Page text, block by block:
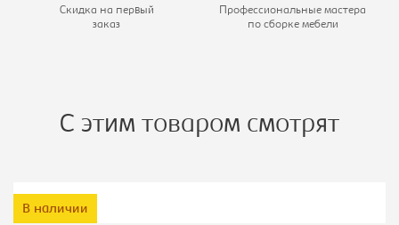
Скидка на первый
заказ
Профессиональные мастера
по сборке мебели
С этим товаром смотрят
В наличии